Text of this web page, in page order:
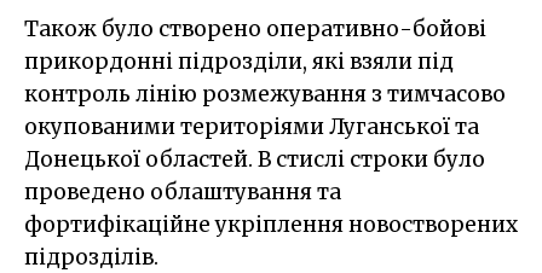
Також було створено оперативно-бойові
прикордонні підрозділи, які взяли під
контроль лінію розмежування з тимчасово
окупованими територіями Луганської та
Донецької областей. В стислі строки було
проведено облаштування та
фортифікаційне укріплення новостворених
підрозділів.